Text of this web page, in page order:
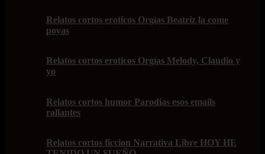
Relatos cortos eroticos Orgías Beatriz la come
poyas
Relatos cortos eroticos Orgías Melody, Claudio y
yo
Relatos cortos humor Parodias esos emails
rallantes
Relatos cortos ficcion Narrativa Libre HOY HE